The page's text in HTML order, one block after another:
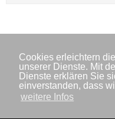
Cookies erleichtern
unserer Dienste. Mit
Dienste erklären Sie
einverstanden, dass
weitere Infos
Impressum
Datenschutzerklärung